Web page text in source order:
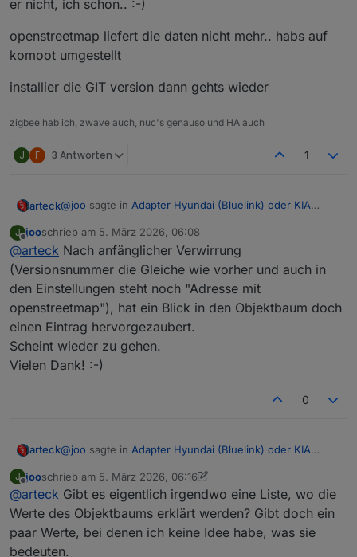
er nicht, ich schon.. :-)
openstreetmap liefert die daten nicht mehr.. habs auf
komoot umgestellt
installier die GIT version dann gehts wieder
zigbee hab ich, zwave auch, nuc's genauso und HA auch
J F 3 Antworten 1
arteck@joo sagte in Adapter Hyundai (Bluelink) oder KIA
@PLCHome-0Hast du eine Idee, woran es liegen
kann, dass ich seit dem 24.02 keine Einträge von
er nicht, ich schon.. :-)
openstreetmap liefert die daten nicht mehr.. habs auf
komoot umgestellt
installier die GIT version dann gehts wieder
J
Offline
jooschrieb am 5. März 2026, 06:08
zuletzt editiert von
@arteck Nach anfänglicher Verwirrung
(Versionsnummer die Gleiche wie vorher und auch in
den Einstellungen steht noch "Adresse mit
openstreetmap"), hat ein Blick in den Objektbaum doch
einen Eintrag hervorgezaubert.
Scheint wieder zu gehen.
Vielen Dank! :-)
0
arteck@joo sagte in Adapter Hyundai (Bluelink) oder KIA
@PLCHome-0Hast du eine Idee, woran es liegen
kann, dass ich seit dem 24.02 keine Einträge von
vehicleLocation/position_text mehr sehe?
er nicht, ich schon.. :-)
openstreetmap liefert die daten nicht mehr.. habs auf
J
Offline
jooschrieb am 5. März 2026, 06:16
zuletzt editiert von joo3. Mai 2026, 07:16
@arteck Gibt es eigentlich irgendwo eine Liste, wo die
Werte des Objektbaums erklärt werden? Gibt doch ein
paar Werte, bei denen ich keine Idee habe, was sie
bedeuten.